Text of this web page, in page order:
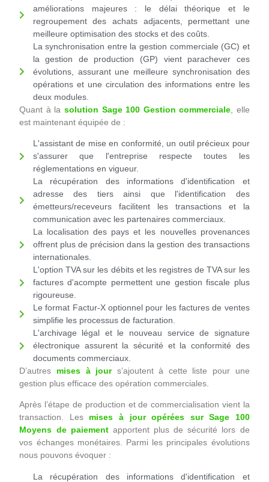
améliorations majeures : le délai théorique et le
regroupement des achats adjacents, permettant une
meilleure optimisation des stocks et des coûts.
La synchronisation entre la gestion commerciale (GC) et
la gestion de production (GP) vient parachever ces
évolutions, assurant une meilleure synchronisation des
opérations et une circulation des informations entre les
deux modules.
Quant à la solution Sage 100 Gestion commerciale , elle
est maintenant équipée de :
L'assistant de mise en conformité, un outil précieux pour
s'assurer que l'entreprise respecte toutes les
réglementations en vigueur.
La récupération des informations d'identification et
adresse des tiers ainsi que l'identification des
émetteurs/receveurs facilitent les transactions et la
communication avec les partenaires commerciaux.
La localisation des pays et les nouvelles provenances
offrent plus de précision dans la gestion des transactions
internationales.
L'option TVA sur les débits et les registres de TVA sur les
factures d'acompte permettent une gestion fiscale plus
rigoureuse.
Le format Factur-X optionnel pour les factures de ventes
simplifie les processus de facturation.
L'archivage légal et le nouveau service de signature
électronique assurent la sécurité et la conformité des
documents commerciaux.
D’autres mises à jours’ajoutent à cette liste pour une
gestion plus efficace des opération commerciales.
Après l’étape de production et de commercialisation vient la
transaction. Les mises à jour opérées sur Sage 100
Moyens de paiementapportent plus de sécurité lors de
vos échanges monétaires. Parmi les principales évolutions
nous pouvons évoquer :
La récupération des informations d'identification et